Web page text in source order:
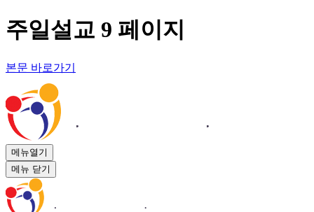
주일설교 9 페이지
본문 바로가기
메뉴열기
메뉴 닫기